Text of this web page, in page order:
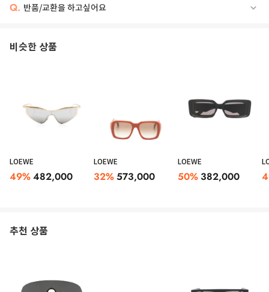
Q. 반품/교환을 하고싶어요
비슷한 상품
LOEWE
49%482,000
LOEWE
32%573,000
LOEWE
50% 382,000
추천 상품